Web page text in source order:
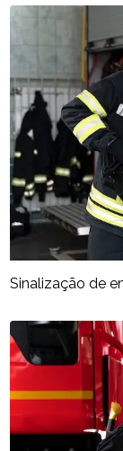
Sinalização de